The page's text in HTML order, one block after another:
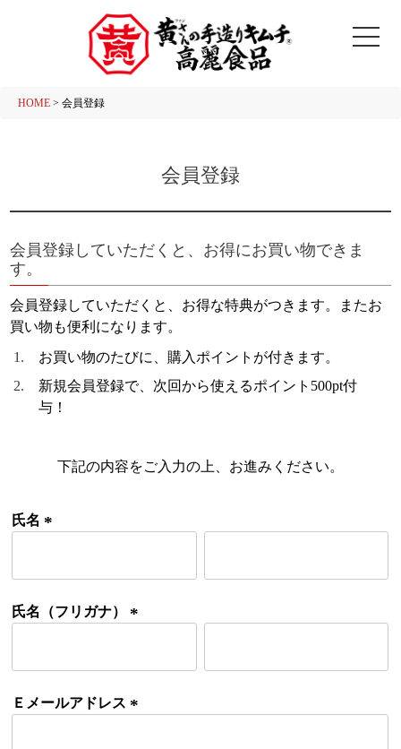
HOME 会員登録
会員登録
会員登録していただくと、お得にお買い物できま
す。
会員登録していただくと、お得な特典がつきます。またお
買い物も便利になります。
お買い物のたびに、購入ポイントが付きます。
新規会員登録で、次回から使えるポイント500pt付
与！
下記の内容をご入力の上、お進みください。
氏名
氏名（フリガナ）
)
Ｅメールアドレス